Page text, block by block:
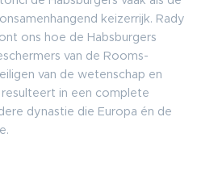
keizerrijk. Rady
ons hoe de Habsburgers
van de Rooms-
van de wetenschap en
in een complete
dynastie die Europa én de